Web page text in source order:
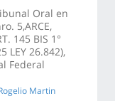
Oral en
5,ARCE,
145 BIS 1°
LEY 26.842),
Federal
Martin